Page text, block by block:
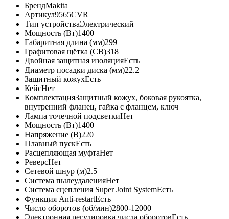
БрендMakita
Артикул9565CVR
Тип устройстваЭлектрический
Мощность (Вт)1400
Габаритная длина (мм)299
Графитовая щётка (CB)318
Двойная защитная изоляцияЕсть
Диаметр посадки диска (мм)22.2
Защитный кожухЕсть
КейсНет
КомплектацияЗащитный кожух, боковая рукоятка,
внутренний фланец, гайка с фланцем, ключ
Лампа точечной подсветкиНет
Мощность (Вт)1400
Напряжение (В)220
Плавный пускЕсть
Расцепляющая муфтаНет
РеверсНет
Сетевой шнур (м)2.5
Система пылеудаленияНет
Система сцепления Super Joint SystemЕсть
Функция Anti-restartЕсть
Число оборотов (об/мин)2800-12000
Электронная регулировка числа оборотовЕсть